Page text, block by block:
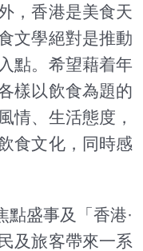
，香港是美食天
文學絕對是推動
點。希望藉着年
樣以飲食為題的
情、生活態度，
食文化，同時感
盛事及「香港·
及旅客帶來一系